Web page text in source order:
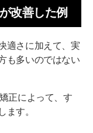
改善した例
適さに加えて、実
も多いのではない
正によって、す
ます。